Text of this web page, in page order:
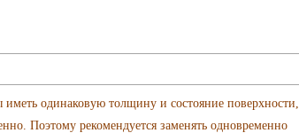
одинаковую толщину и состояние поверхности,
Поэтому рекомендуется заменять одновременно